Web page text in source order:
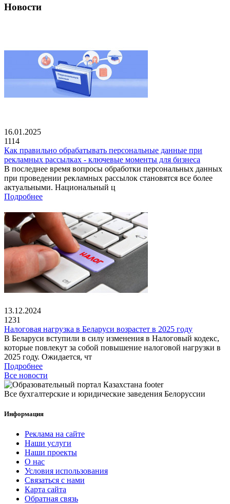
Новости
16.01.2025
1114
Как правильно обрабатывать персональные данные при
рекламных рассылках - ключевые моменты для бизнеса
В последнее время вопросы обработки персональных данных
при проведении рекламных рассылок становятся все более
актуальными. Национальный ц
Подробнее
13.12.2024
1231
Налоговая нагрузка в Беларуси возрастет в 2025 году
В Беларуси вступили в силу изменения в Налоговый кодекс,
которые повлекут за собой повышение налоговой нагрузки в
2025 году. Ожидается, чт
Подробнее
Все новости
Все бухгалтерские и юридические заведения Белоруссии
Информация
Реклама на сайте
Наши услуги
Наши проекты
О нас
Условия использования
Связаться с нами
Карта сайта
Обратная связь